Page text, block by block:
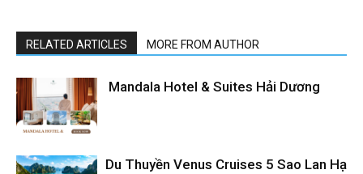
RELATED ARTICLES MORE FROM AUTHOR
Mandala Hotel & Suites Hải Dương
Du Thuyền Venus Cruises 5 Sao Lan Hạ